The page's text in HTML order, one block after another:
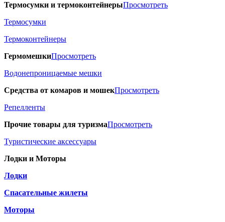
Термосумки и термоконтейнерыПросмотреть
Термосумки
Термоконтейнеры
ГермомешкиПросмотреть
Водонепроницаемые мешки
Средства от комаров и мошекПросмотреть
Репелленты
Прочие товары для туризмаПросмотреть
Туристические аксессуары
Лодки и Моторы
Лодки
Спасательные жилеты
Моторы